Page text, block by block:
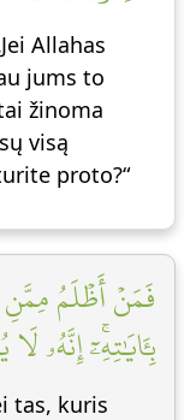
jums to
žinoma
visą
proto?“
فَمَنۡ أَظۡلَمُ مِمَّنِ
بِـَٔايَٰتِهِۦٓۚ إِنَّهُۥ
tas, kuris